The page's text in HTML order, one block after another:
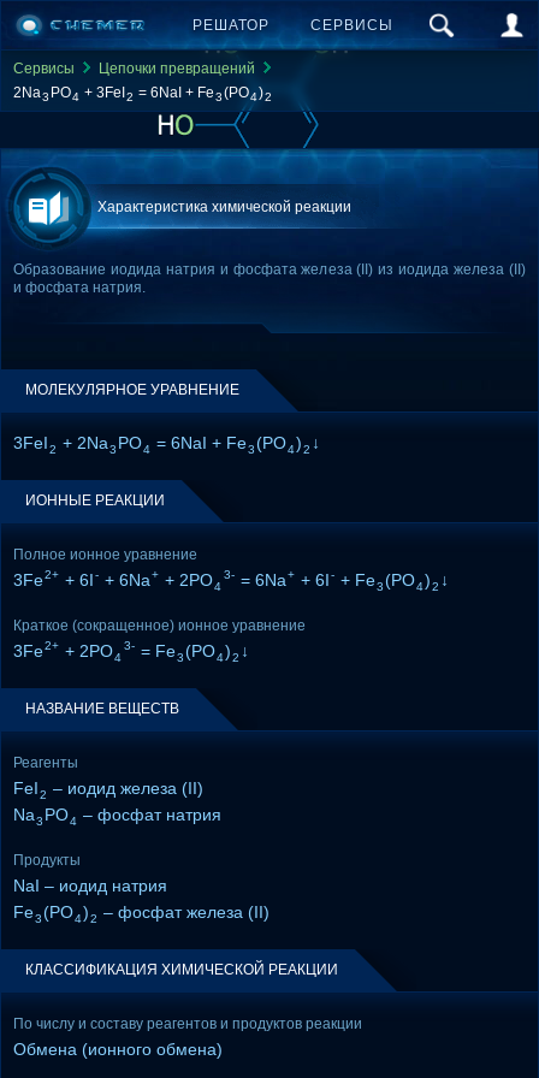
РЕШАТОР СЕРВИСЫ
Сервисы
Цепочки превращений
2Na3 PO4 + 3FeI 2 = 6NaI + Fe3(PO4)2
Характеристика химической реакции
Образование иодида натрия и фосфата железа (II) из иодида железа (II)
и фосфата натрия.
МОЛЕКУЛЯРНОЕ УРАВНЕНИЕ
3FeI2 + 2Na3 PO4 = 6NaI + Fe3(PO4)2 ↓
ИОННЫЕ РЕАКЦИИ
Полное ионное уравнение
3Fe2+ + 6I- + 6Na+ + 2PO4
3- = 6Na+ + 6I- + Fe3 (PO4)2 ↓
Краткое (сокращенное) ионное уравнение
3Fe2+ + 2PO4
3- = Fe3 (PO4)2 ↓
НАЗВАНИЕ ВЕЩЕСТВ
Реагенты
FeI2 – иодид железа (II)
Na3 PO4 – фосфат натрия
Продукты
NaI – иодид натрия
Fe3 (PO4)2 – фосфат железа (II)
КЛАССИФИКАЦИЯ ХИМИЧЕСКОЙ РЕАКЦИИ
По числу и составу реагентов и продуктов реакции
Обмена (ионного обмена)